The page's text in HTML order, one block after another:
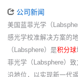
公司新闻
美国蓝菲光学（
感光学校准解决方案的
（Labsphere）是积分球
菲光学（Labsphere）
沿地位，以实现新一代